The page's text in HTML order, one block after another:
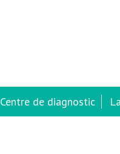
Centre de diagnostic